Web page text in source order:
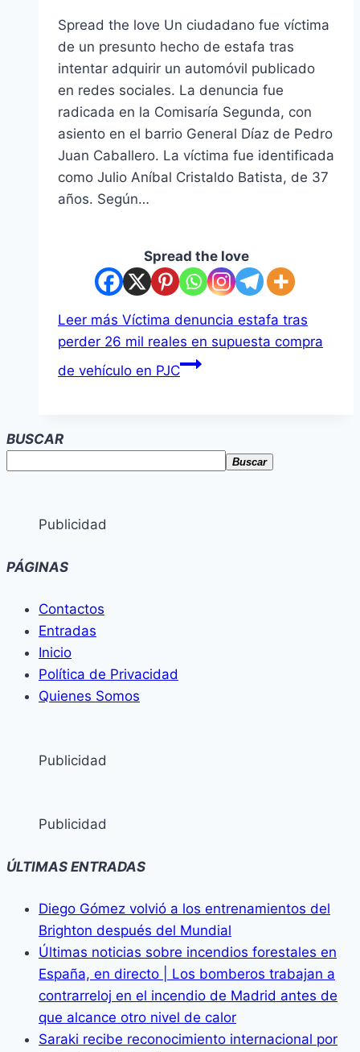
Spread the love Un ciudadano fue víctima
de un presunto hecho de estafa tras
intentar adquirir un automóvil publicado
en redes sociales. La denuncia fue
radicada en la Comisaría Segunda, con
asiento en el barrio General Díaz de Pedro
Juan Caballero. La víctima fue identificada
como Julio Aníbal Cristaldo Batista, de 37
años. Según…
Spread the love
Leer más Víctima denuncia estafa tras
perder 26 mil reales en supuesta compra
de vehículo en PJC
BUSCAR
Buscar
Publicidad
PÁGINAS
Contactos
Entradas
Inicio
Política de Privacidad
Quienes Somos
Publicidad
Publicidad
ÚLTIMAS ENTRADAS
Diego Gómez volvió a los entrenamientos del
Brighton después del Mundial
Últimas noticias sobre incendios forestales en
España, en directo | Los bomberos trabajan a
contrarreloj en el incendio de Madrid antes de
que alcance otro nivel de calor
Saraki recibe reconocimiento internacional por